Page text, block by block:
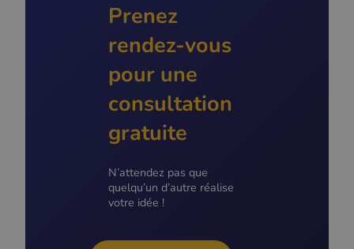
Prenez
rendez-vous
pour une
consultation
gratuite
N’attendez pas que
quelqu’un d’autre réalise
votre idée !